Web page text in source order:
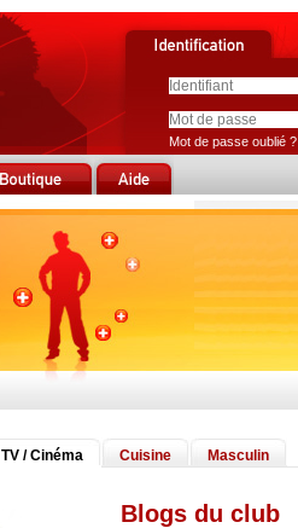
Mot de passe oublié ?
TV / Cinéma Cuisine Masculin
Blogs du club